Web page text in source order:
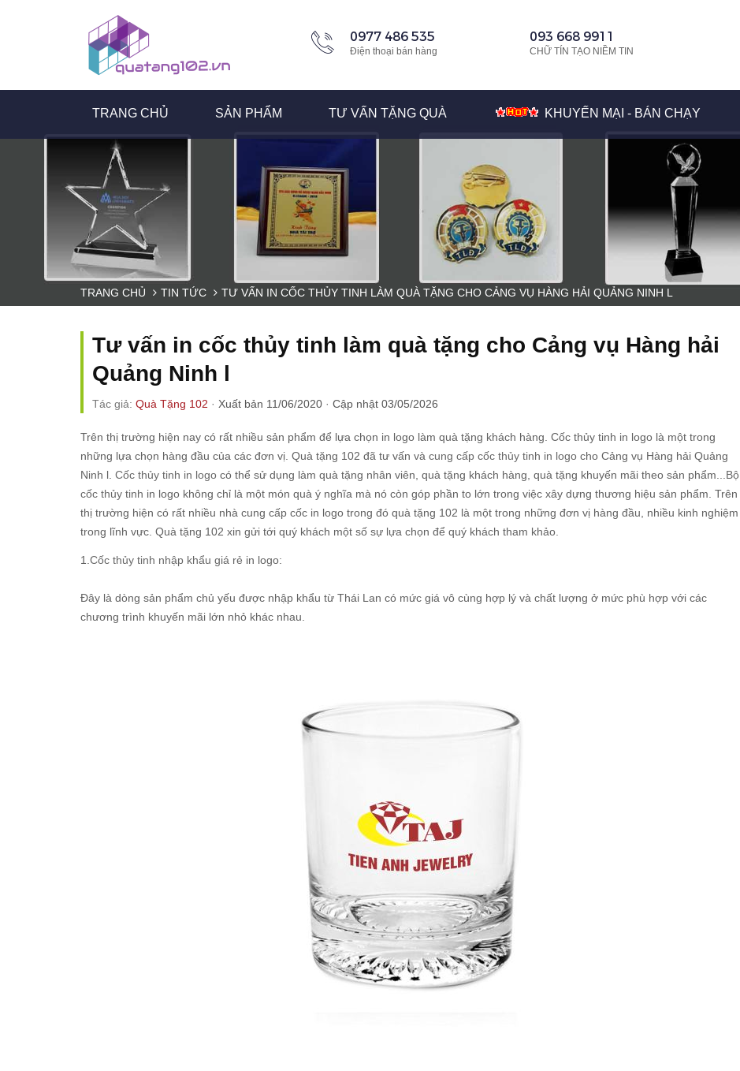
0977 486 535
Điện thoại bán hàng
093 668 9911
CHỮ TÍN TẠO NIỀM TIN
TRANG CHỦ SẢN PHẨM TƯ VẤN TẶNG QUÀ KHUYẾN MẠI - BÁN CHẠY
TRANG CHỦ TIN TỨC TƯ VẤN IN CỐC THỦY TINH LÀM QUÀ TẶNG CHO CẢNG VỤ HÀNG HẢI QUẢNG NINH L
Tư vấn in cốc thủy tinh làm quà tặng cho Cảng vụ Hàng hải
Quảng Ninh l
Tác giả: Quà Tặng 102 · Xuất bản 11/06/2020 · Cập nhật 03/05/2026
Trên thị trường hiện nay có rất nhiều sản phẩm để lựa chọn in logo làm quà tặng khách hàng. Cốc thủy tinh in logo là một trong
những lựa chọn hàng đầu của các đơn vị. Quà tặng 102 đã tư vấn và cung cấp cốc thủy tinh in logo cho Cảng vụ Hàng hải Quảng
Ninh l. Cốc thủy tinh in logo có thể sử dụng làm quà tặng nhân viên, quà tặng khách hàng, quà tặng khuyến mãi theo sản phẩm... Bộ
cốc thủy tinh in logo không chỉ là một món quà ý nghĩa mà nó còn góp phần to lớn trong việc xây dựng thương hiệu sản phẩm. Trên
thị trường hiện có rất nhiều nhà cung cấp cốc in logo trong đó quà tặng 102 là một trong những đơn vị hàng đầu, nhiều kinh nghiệm
trong lĩnh vực. Quà tặng 102 xin gửi tới quý khách một số sự lựa chọn để quý khách tham khảo.
1. Cốc thủy tinh nhập khẩu giá rẻ in logo:
Đây là dòng sản phẩm chủ yếu được nhập khẩu từ Thái Lan có mức giá vô cùng hợp lý và chất lượng ở mức phù hợp với các
chương trình khuyến mãi lớn nhỏ khác nhau.